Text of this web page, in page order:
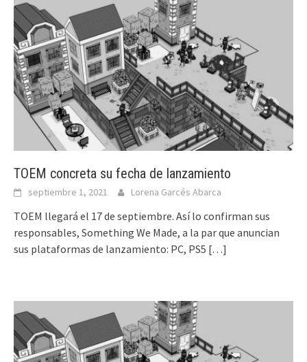
TOEM concreta su fecha de lanzamiento
septiembre 1, 2021 Lorena Garcés Abarca
TOEM llegará el 17 de septiembre. Así lo confirman sus
responsables, Something We Made, a la par que anuncian
sus plataformas de lanzamiento: PC, PS5 […]